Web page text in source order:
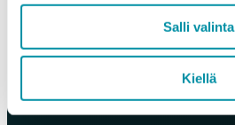
Salli valinta
Kiellä
EN AW-6082 (min. 500kg)
Add product